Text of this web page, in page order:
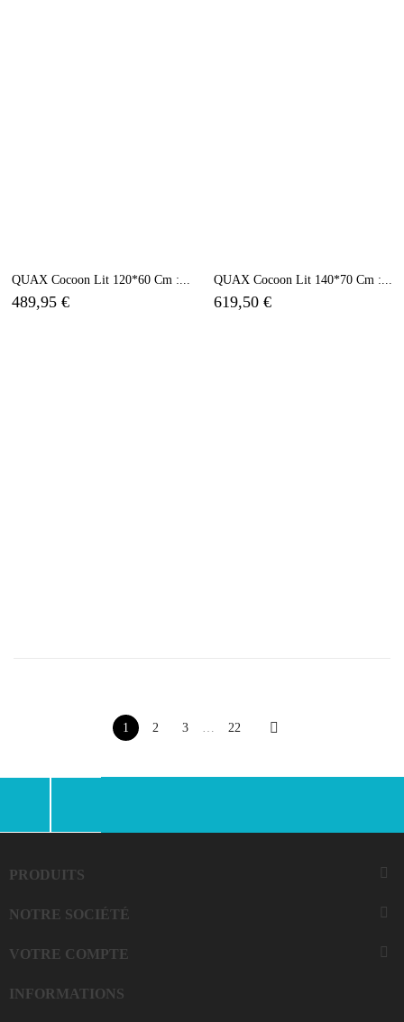
QUAX Cocoon Lit 120*60 Cm :...
489,95 €
QUAX Cocoon Lit 140*70 Cm :...
619,50 €
1 2 3 22 
PRODUITS 
NOTRE SOCIÉTÉ 
VOTRE COMPTE 
INFORMATIONS